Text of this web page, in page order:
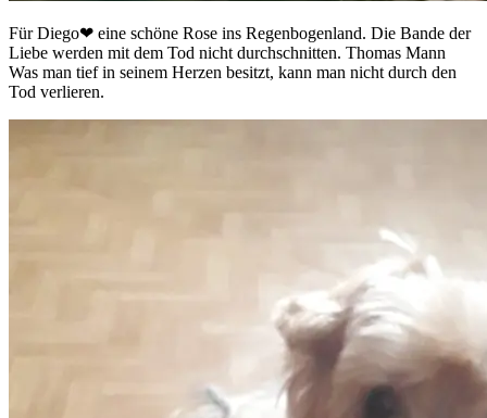
Für Diego❤ eine schöne Rose ins Regenbogenland. Die Bande der
Liebe werden mit dem Tod nicht durchschnitten. Thomas Mann
Was man tief in seinem Herzen besitzt, kann man nicht durch den
Tod verlieren.